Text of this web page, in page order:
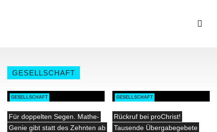
GESELLSCHAFT
GESELLSCHAFT
Für doppelten Segen. Mathe-
Genie gibt statt des Zehnten ab
GESELLSCHAFT
Rückruf bei proChrist!
Tausende Übergabegebete